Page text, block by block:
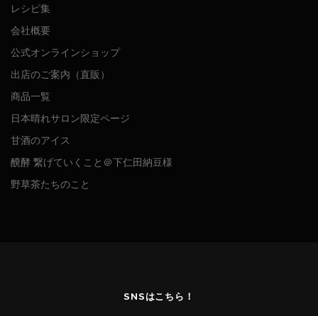
レシピ集
会社概要
公式オンラインショップ
出店のご案内（直販）
商品一覧
日本晴れサロン限定ページ
甘酒のアイス
醗酵 繋げていくこと＠下仁田納豆様
野草茶たちのこと
SNSはこちら！